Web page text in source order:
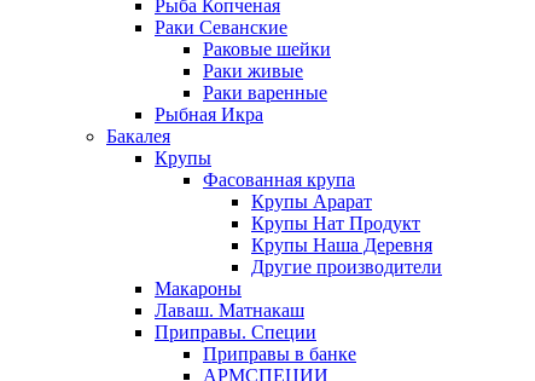
Рыба Копченая
Раки Севанские
Раковые шейки
Раки живые
Раки варенные
Рыбная Икра
Бакалея
Крупы
Фасованная крупа
Крупы Арарат
Крупы Нат Продукт
Крупы Наша Деревня
Другие производители
Макароны
Лаваш. Матнакаш
Приправы. Специи
Приправы в банке
АРМСПЕЦИИ